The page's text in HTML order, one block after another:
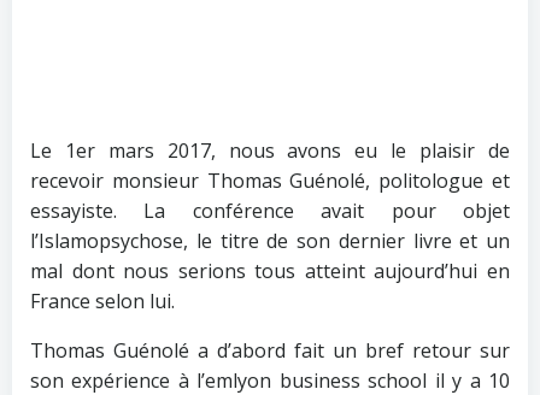
Le 1er mars 2017, nous avons eu le plaisir de
recevoir monsieur Thomas Guénolé, politologue et
essayiste. La conférence avait pour objet
l’Islamopsychose, le titre de son dernier livre et un
mal dont nous serions tous atteint aujourd’hui en
France selon lui.
Thomas Guénolé a d’abord fait un bref retour sur
son expérience à l’emlyon business school il y a 10